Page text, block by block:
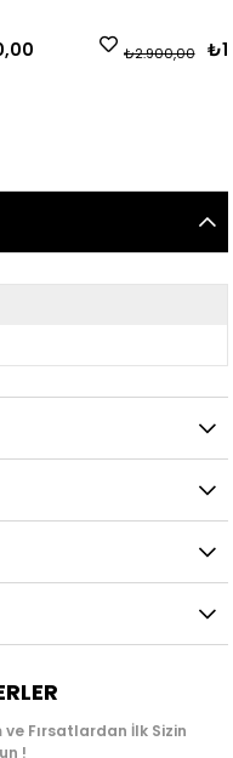
₺1.740,00
₺2.900,00
Fırsatlardan İlk Sizin
!